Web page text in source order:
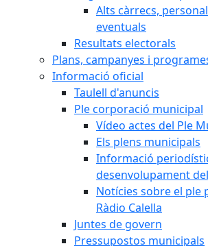
Alts càrrecs,
eventuals
Resultats electorals
Plans, campanyes i
Informació oficial
Taulell d'anuncis
Ple corporació municipal
Vídeo actes del Ple
Els plens municipals
Informació
desenvolupament
Notícies sobre el ple
Ràdio Calella
Juntes de govern
Pressupostos municipals